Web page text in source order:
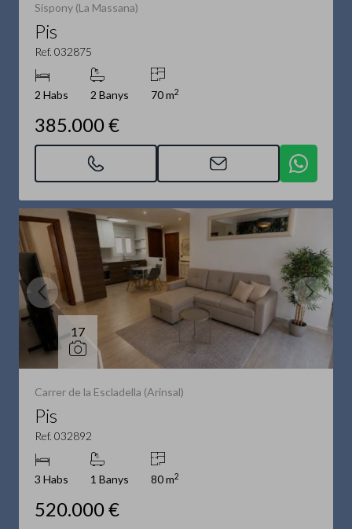
Sispony (La Massana)
Pis
Ref. 032875
2 Habs 2 Banys 70 m2
385.000 €
17
Carrer de la Escladella (Arinsal)
Pis
Ref. 032892
3 Habs 1 Banys 80 m2
520.000 €